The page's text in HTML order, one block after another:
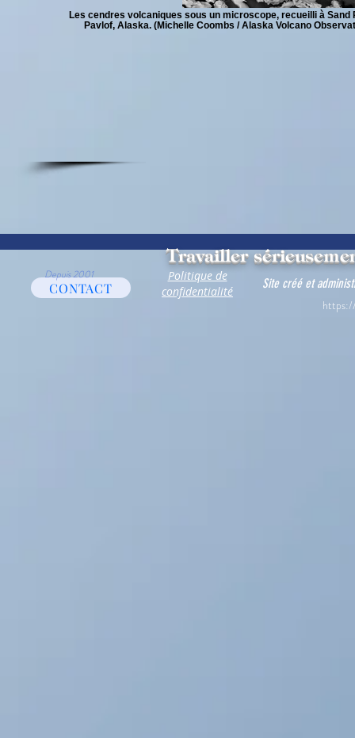
Les cendres volcaniques sous un microscope, recueilli à Sand
Pavlof, Alaska. (Michelle Coombs / Alaska Volcano
CONTACT
Travailler
Politique de
confidentialité
Site créé et
Depuis 2001